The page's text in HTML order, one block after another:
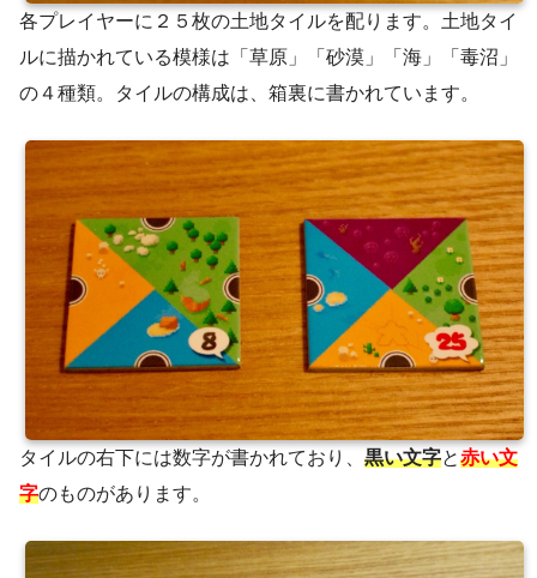
各プレイヤーに２５枚の土地タイルを配ります。土地タイ
ルに描かれている模様は「草原」「砂漠」「海」「毒沼」
の４種類。タイルの構成は、箱裏に書かれています。
タイルの右下には数字が書かれており、 黒い文字と赤い文
字のものがあります。